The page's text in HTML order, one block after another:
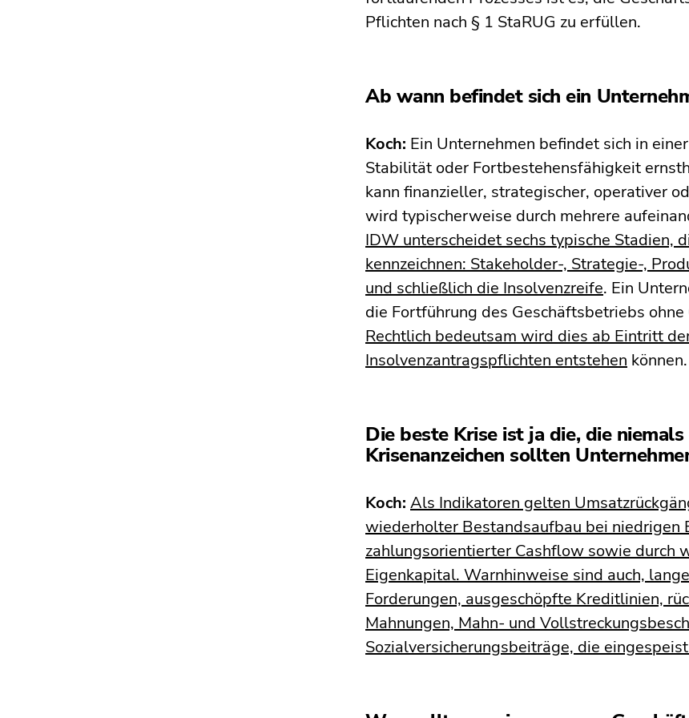
Pflichten nach § 1 StaRUG zu erfüllen.
Ab wann befindet sich ein
Koch: Ein Unternehmen befindet sich in
Stabilität oder Fortbestehensfähigkeit
kann finanzieller, strategischer, operativer
wird typischerweise durch mehrere
IDW unterscheidet sechs typische Stadien,
kennzeichnen: Stakeholder-, Strategie-,
und schließlich die Insolvenzreife. Ein
die Fortführung des Geschäftsbetriebs
Rechtlich bedeutsam wird dies ab Eintritt
Insolvenzantragspflichten entstehen können.
Die beste Krise ist ja die, die
Krisenanzeichen sollten
Koch: Als Indikatoren gelten
wiederholter Bestandsaufbau bei niedrigen
zahlungsorientierter Cashflow sowie durch
Eigenkapital. Warnhinweise sind auch,
Forderungen, ausgeschöpfte Kreditlinien,
Mahnungen, Mahn- und
Sozialversicherungsbeiträge, die